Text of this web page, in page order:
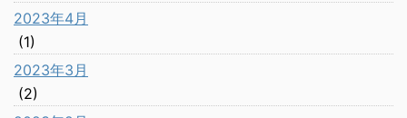
2023年4月
(1)
2023年3月
(2)